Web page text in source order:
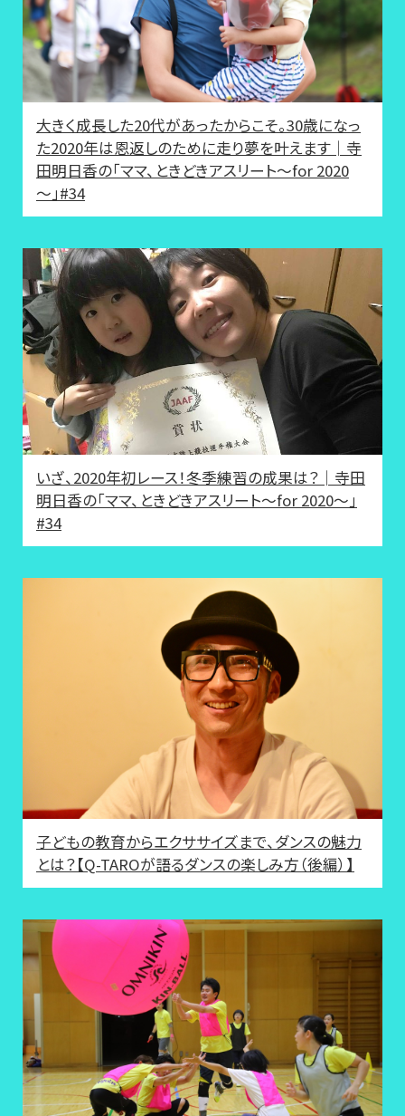
大きく成長した20代があったからこそ。30歳になっ
た2020年は恩返しのために走り夢を叶えます│寺
田明日香の「ママ、ときどきアスリート～for 2020
～」#34
いざ、2020年初レース！冬季練習の成果は？│寺田
明日香の「ママ、ときどきアスリート～for 2020～」
#34
子どもの教育からエクササイズまで、ダンスの魅力
とは？【Q-TAROが語るダンスの楽しみ方（後編）】